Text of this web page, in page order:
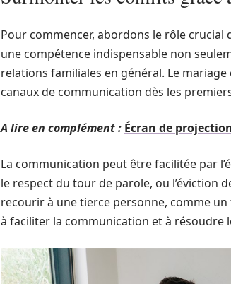
Pour commencer, abordons le rôle crucial
une compétence indispensable non
relations familiales en général. Le
canaux de communication dès les
A lire en complément : Écran de
La communication peut être facilitée par
le respect du tour de parole, ou l’éviction
recourir à une tierce personne, comme
à faciliter la communication et à résoudre